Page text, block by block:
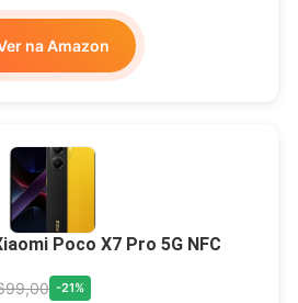
na Amazon
Poco X7 Pro 5G NFC
-21%